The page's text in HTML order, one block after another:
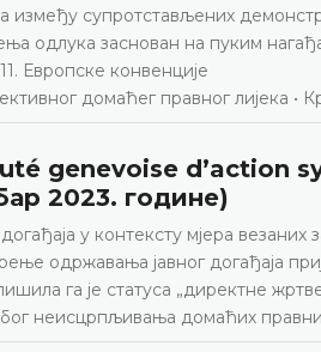
између супротстављених
одлука заснован на пуким
Европске конвенције
домаћег правног лијека •
genevoise d’action
2023. године)
у контексту мјера
одржавања јавног догађаја
лишила га је статуса „директне
неисцрпљивања домаћих